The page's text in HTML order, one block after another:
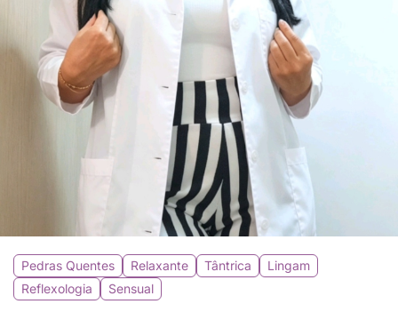
Pedras Quentes Relaxante Tântrica
Lingam
Reflexologia
Sensual